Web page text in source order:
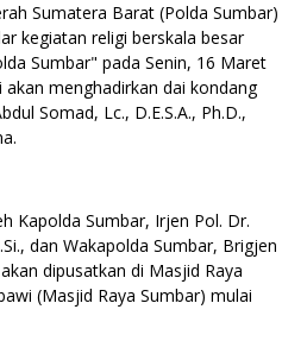
Sumatera Barat (Polda Sumbar)
kegiatan religi berskala besar
Sumbar" pada Senin, 16 Maret
menghadirkan dai kondang
Somad, Lc., D.E.S.A., Ph.D.,
Kapolda Sumbar, Irjen Pol. Dr.
dan Wakapolda Sumbar, Brigjen
dipusatkan di Masjid Raya
(Masjid Raya Sumbar) mulai